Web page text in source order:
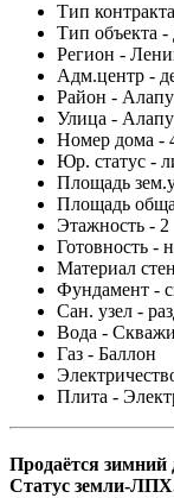
Тип
Тип объекта -
Регион -
Адм.центр -
Район -
Улица -
Номер дома -
Юр. статус -
Площадь
Площадь
Этажность - 2
Готовность -
Материал
Фундамент -
Сан. узел -
Вода -
Газ - Баллон
Плита -
Продаётся
Статус земли-